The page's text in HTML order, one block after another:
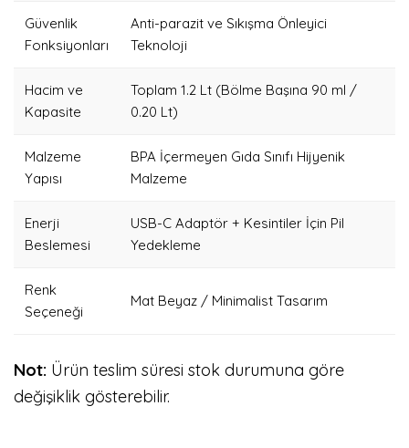
Güvenlik
Fonksiyonları
Anti-parazit ve Sıkışma Önleyici
Teknoloji
Hacim ve
Kapasite
Toplam 1.2 Lt (Bölme Başına 90 ml /
0.20 Lt)
Malzeme
Yapısı
BPA İçermeyen Gıda Sınıfı Hijyenik
Malzeme
Enerji
Beslemesi
USB-C Adaptör + Kesintiler İçin Pil
Yedekleme
Renk
Seçeneği
Mat Beyaz / Minimalist Tasarım
Not: Ürün teslim süresi stok durumuna göre
değişiklik gösterebilir.